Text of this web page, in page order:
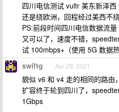
四川电信测试 vultr 美东新泽
还是绕欧洲，回程经过美西不
PS:前段时间四川电信数据流
又可以了，速度不错，
试 100mbps+（使用 5G 数据热
swiftg Apr 29, 2021
貌似 v6 和 v4 走的相同的路由
扩容终于轮到四川了，
1Gbps